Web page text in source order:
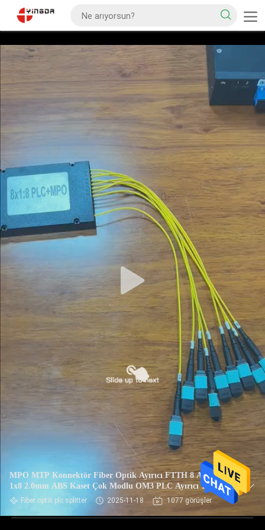
MPO MTP Konnektör Fiber Optik Ayırıcı FTTH 8 ADET
1x8 2.0mm ABS Kaset Çok Modlu OM3 PLC Ayırıcı 1M
Fiber optik plc splitter 2025-11-18 1077 görüşler